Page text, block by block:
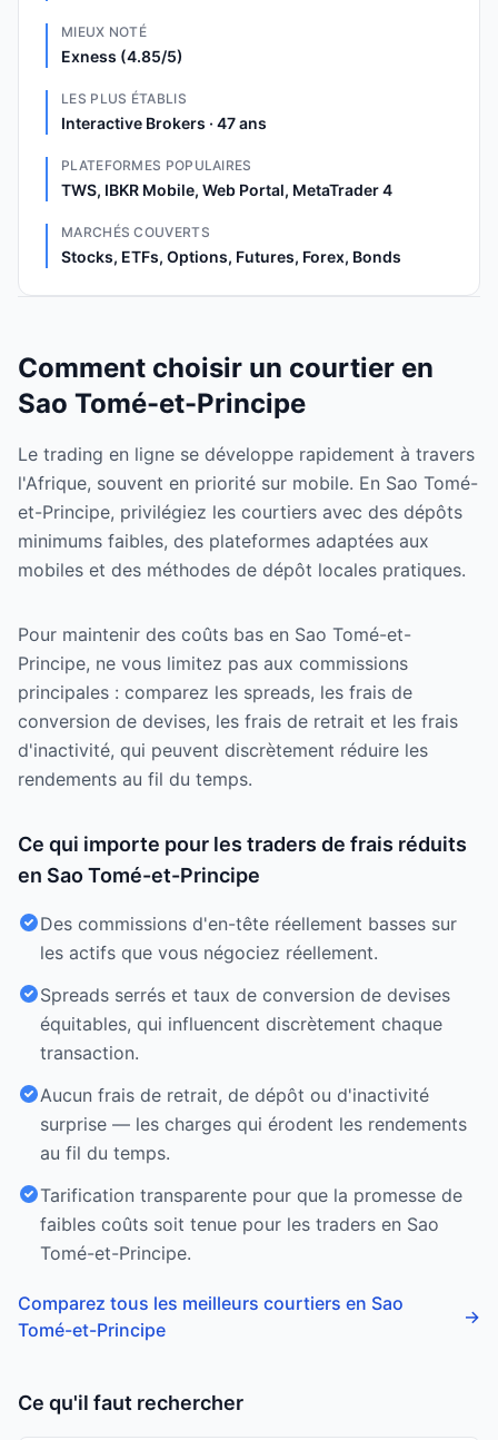
MIEUX NOTÉ
Exness (4.85/5)
LES PLUS ÉTABLIS
Interactive Brokers · 47 ans
PLATEFORMES POPULAIRES
TWS, IBKR Mobile, Web Portal, MetaTrader 4
MARCHÉS COUVERTS
Stocks, ETFs, Options, Futures, Forex, Bonds
Comment choisir un courtier en
Sao Tomé-et-Principe
Le trading en ligne se développe rapidement à travers
l'Afrique, souvent en priorité sur mobile. En Sao Tomé-
et-Principe, privilégiez les courtiers avec des dépôts
minimums faibles, des plateformes adaptées aux
mobiles et des méthodes de dépôt locales pratiques.
Pour maintenir des coûts bas en Sao Tomé-et-
Principe, ne vous limitez pas aux commissions
principales : comparez les spreads, les frais de
conversion de devises, les frais de retrait et les frais
d'inactivité, qui peuvent discrètement réduire les
rendements au fil du temps.
Ce qui importe pour les traders de frais réduits
en Sao Tomé-et-Principe
Des commissions d'en-tête réellement basses sur
les actifs que vous négociez réellement.
Spreads serrés et taux de conversion de devises
équitables, qui influencent discrètement chaque
transaction.
Aucun frais de retrait, de dépôt ou d'inactivité
surprise — les charges qui érodent les rendements
au fil du temps.
Tarification transparente pour que la promesse de
faibles coûts soit tenue pour les traders en Sao
Tomé-et-Principe.
Comparez tous les meilleurs courtiers en Sao
Tomé-et-Principe
→
Ce qu'il faut rechercher